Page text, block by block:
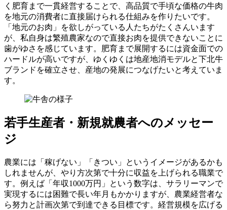
く肥育まで一貫経営することで、高品質で手頃な価格の牛肉
を地元の消費者に直接届けられる仕組みを作りたいです。
「地元のお肉」を欲しがっている人たちがたくさんいます
が、私自身は繁殖農家なので直接お肉を提供できないことに
歯がゆさを感じています。肥育まで展開するには資金面での
ハードルが高いですが、ゆくゆくは地産地消モデルと下北牛
ブランドを確立させ、産地の発展につなげたいと考えていま
す。
若手生産者・新規就農者へのメッセー
ジ
農業には「稼げない」「きつい」というイメージがあるかも
しれませんが、やり方次第で十分に収益を上げられる職業で
す。例えば「年収1000万円」という数字は、サラリーマンで
実現するには困難で長い年月もかかりますが、農業経営者な
ら努力と計画次第で到達できる目標です。経営規模を広げる